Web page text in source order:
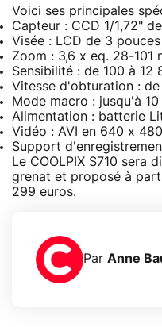
Voici ses principales
Capteur : CCD 1/1,72"
Visée : LCD de 3
Zoom : 3,6 x eq. 28-101
Sensibilité : de 100 à 12
Vitesse d'obturation :
Mode macro : jusqu'à 10
Alimentation : batterie
Vidéo : AVI en 640 x
Support
Le COOLPIX S710 sera
grenat et proposé à
299 euros.
Par Anne